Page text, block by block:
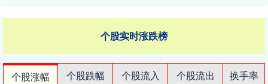
个股实时涨跌榜
个股涨幅 个股跌幅 个股流入 个股流出
换手率